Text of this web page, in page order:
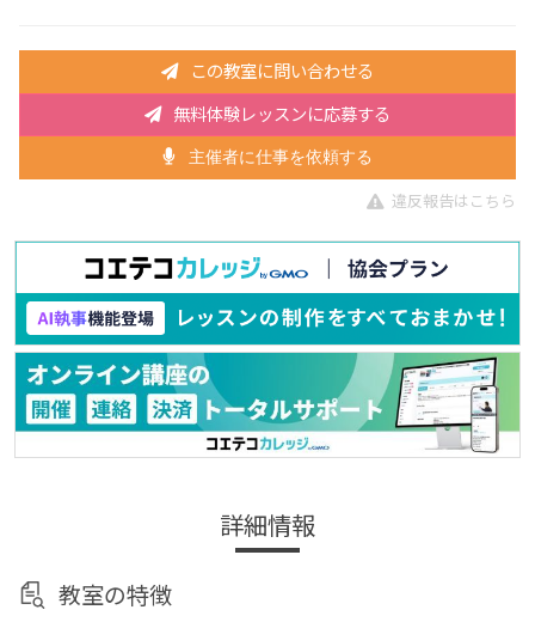
この教室に問い合わせる
無料体験レッスンに応募する
主催者に仕事を依頼する
違反報告はこちら
詳細情報
教室の特徴